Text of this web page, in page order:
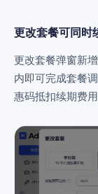
更改套餐可同时
更改套餐弹窗新
内即可完成套餐
惠码抵扣续期费